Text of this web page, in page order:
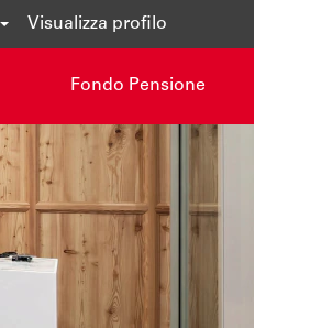
Visualizza profilo
Fondo Pensione